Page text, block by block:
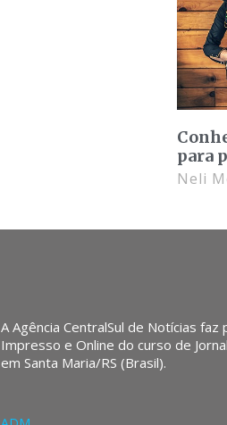
para
Neli
A Agência CentralSul de Notícias
Impresso e Online do curso de
em Santa Maria/RS (Brasil).